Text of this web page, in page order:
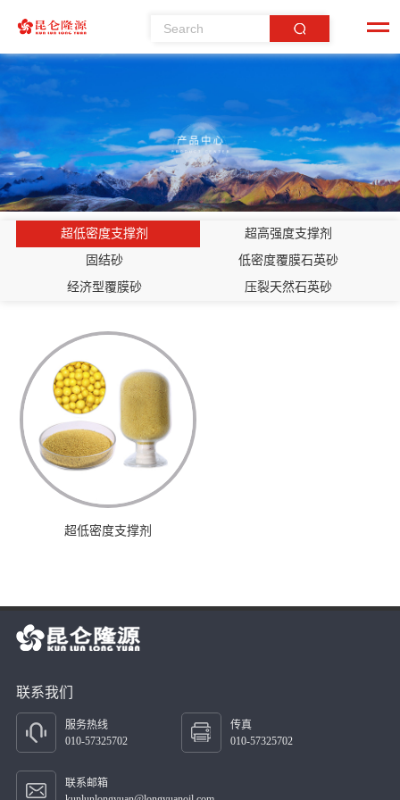
超低密度支撑剂
超高强度支撑剂
固结砂
低密度覆膜石英砂
经济型覆膜砂
压裂天然石英砂
超低密度支撑剂
联系我们
服务热线
010-57325702
传真
010-57325702
联系邮箱